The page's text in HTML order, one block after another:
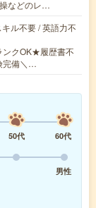
などのレ…
ル不要 / 英語力不
ンクOK★履歴書不
完備＼…
50代
60代
男性